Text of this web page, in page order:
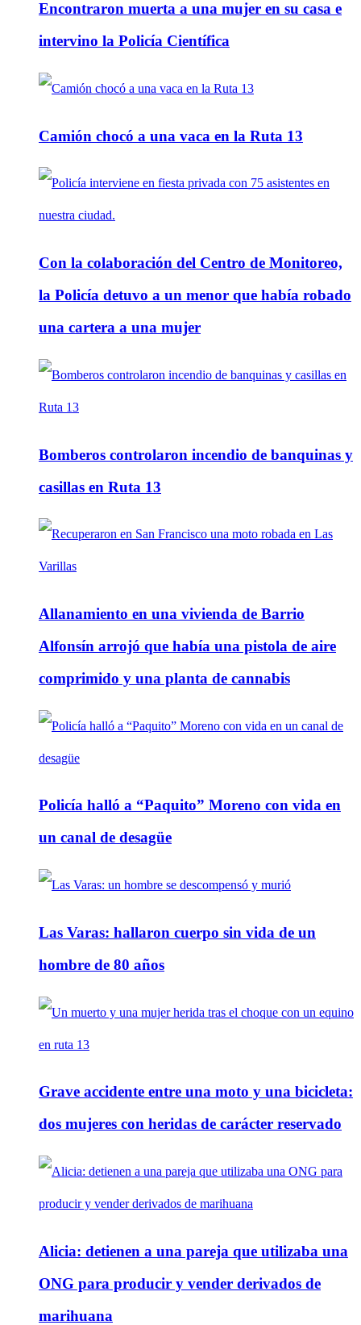
Encontraron muerta a una mujer en su casa e
intervino la Policía Científica
Camión chocó a una vaca en la Ruta 13
Con la colaboración del Centro de Monitoreo,
la Policía detuvo a un menor que había robado
una cartera a una mujer
Bomberos controlaron incendio de banquinas y
casillas en Ruta 13
Allanamiento en una vivienda de Barrio
Alfonsín arrojó que había una pistola de aire
comprimido y una planta de cannabis
Policía halló a “Paquito” Moreno con vida en
un canal de desagüe
Las Varas: hallaron cuerpo sin vida de un
hombre de 80 años
Grave accidente entre una moto y una bicicleta:
dos mujeres con heridas de carácter reservado
Alicia: detienen a una pareja que utilizaba una
ONG para producir y vender derivados de
marihuana